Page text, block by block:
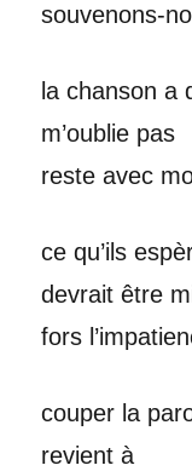
souvenons-
la chanson a
m’oublie pas
reste avec
ce qu’ils
devrait être
fors
couper la
revient à